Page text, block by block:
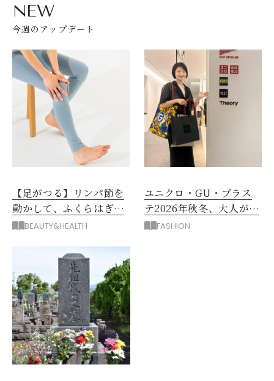
NEW
今週のアップデート
【足がつる】リンパ節を
動かして、ふくらはぎの
むくみ、こむら返りを解
BEAUTY&HEALTH
ユニクロ・GU・プラス
テ2026年秋冬、大人が着
たい新作服は？
FASHION